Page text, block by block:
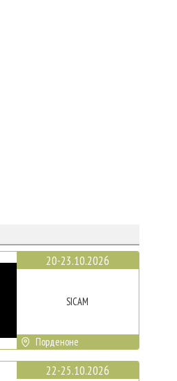
20-23.10.2026
SICAM
Порденоне
22-25.10.2026